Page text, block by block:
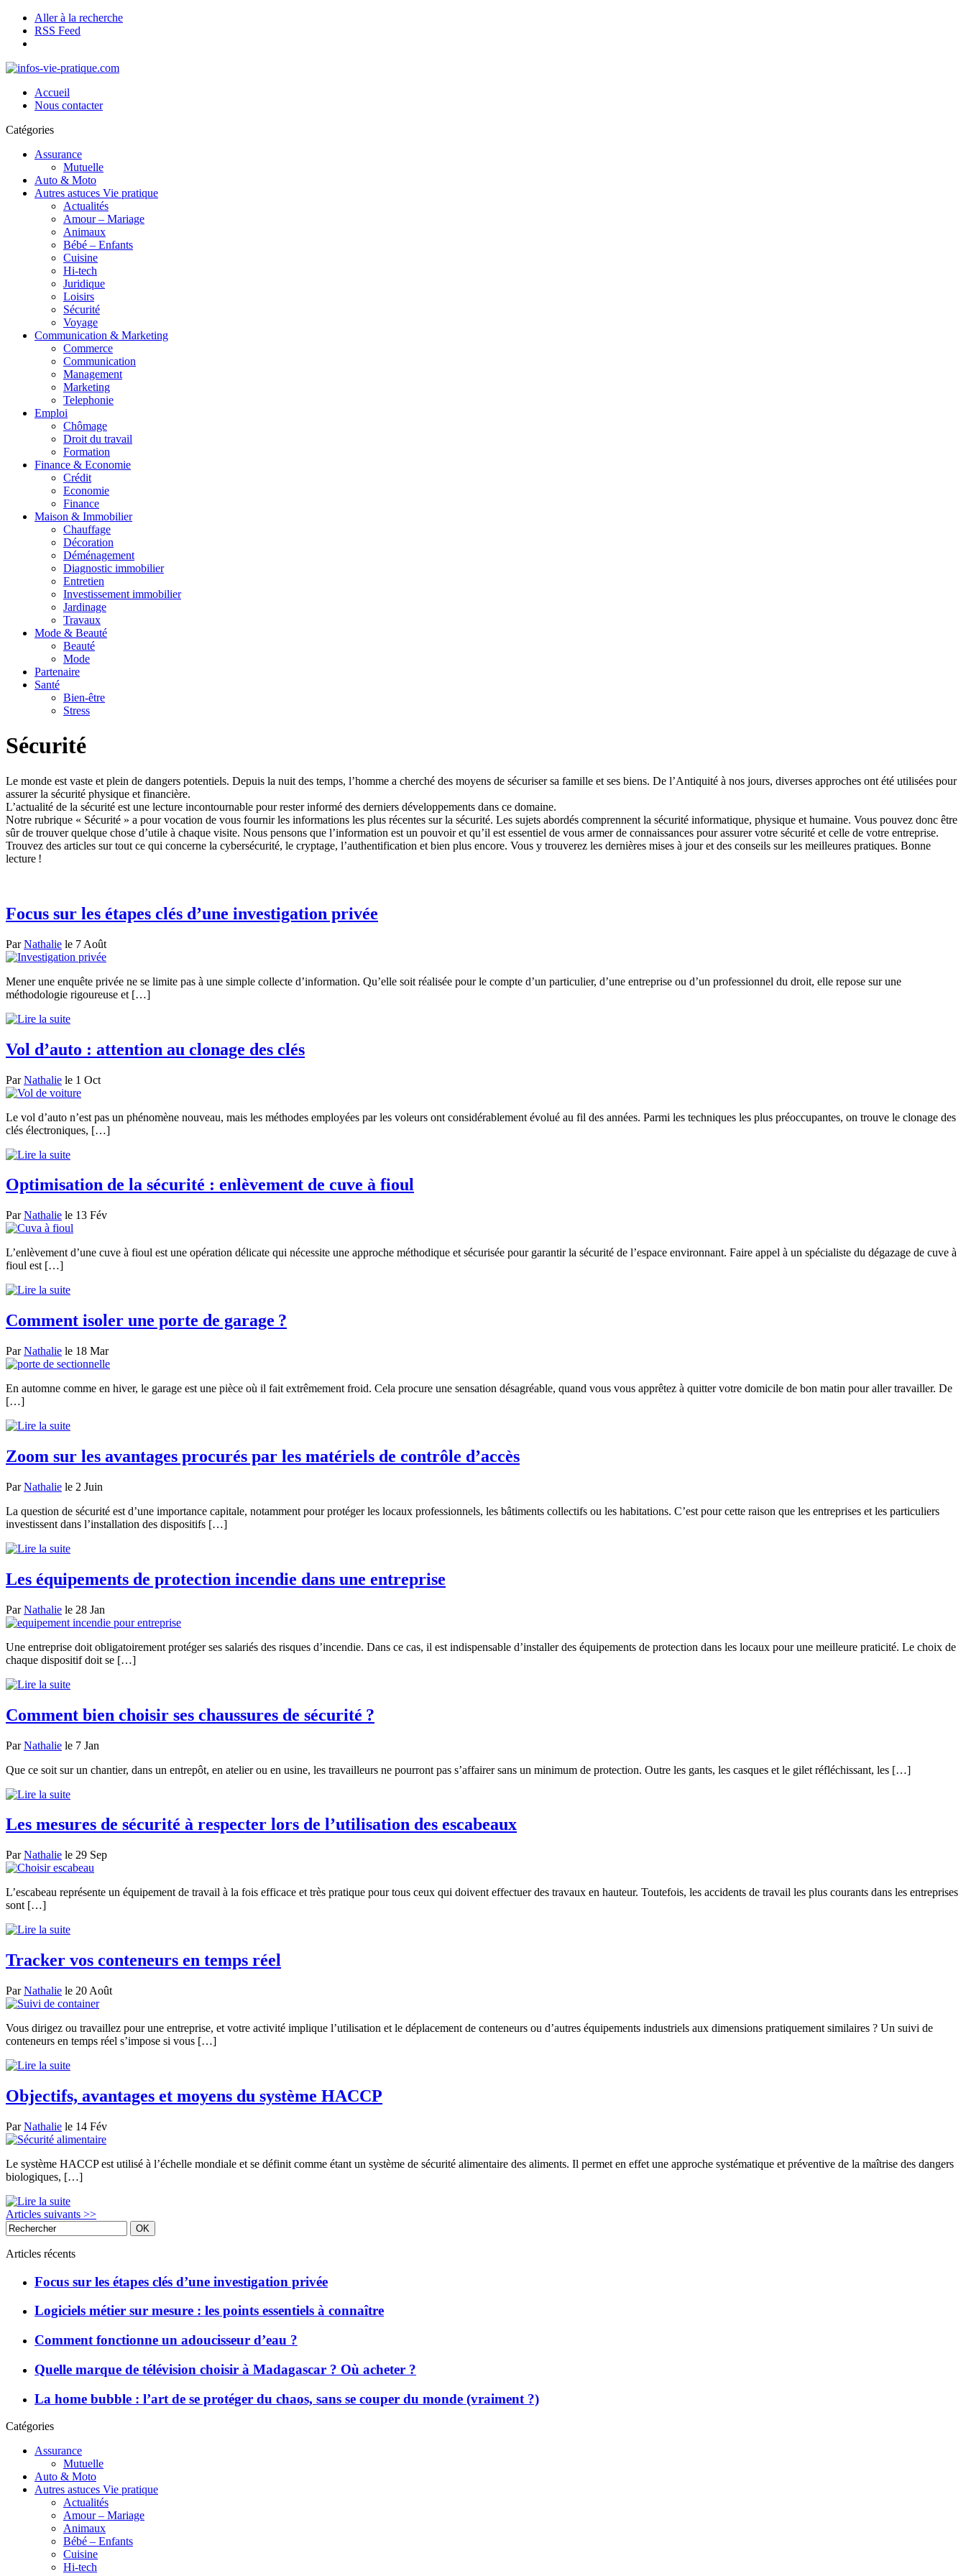
Aller à la recherche
RSS Feed
Accueil
Nous contacter
Catégories
Assurance
Mutuelle
Auto & Moto
Autres astuces Vie pratique
Actualités
Amour – Mariage
Animaux
Bébé – Enfants
Cuisine
Hi-tech
Juridique
Loisirs
Sécurité
Voyage
Communication & Marketing
Commerce
Communication
Management
Marketing
Telephonie
Emploi
Chômage
Droit du travail
Formation
Finance & Economie
Crédit
Economie
Finance
Maison & Immobilier
Chauffage
Décoration
Déménagement
Diagnostic immobilier
Entretien
Investissement immobilier
Jardinage
Travaux
Mode & Beauté
Beauté
Mode
Partenaire
Santé
Bien-être
Stress
Sécurité
Le monde est vaste et plein de dangers potentiels. Depuis la nuit des temps, l’homme a cherché des moyens de sécuriser sa famille et ses biens. De l’Antiquité à nos jours, diverses approches ont été utilisées pour
assurer la sécurité physique et financière.
L’actualité de la sécurité est une lecture incontournable pour rester informé des derniers développements dans ce domaine.
Notre rubrique « Sécurité » a pour vocation de vous fournir les informations les plus récentes sur la sécurité. Les sujets abordés comprennent la sécurité informatique, physique et humaine. Vous pouvez donc être
sûr de trouver quelque chose d’utile à chaque visite. Nous pensons que l’information est un pouvoir et qu’il est essentiel de vous armer de connaissances pour assurer votre sécurité et celle de votre entreprise.
Trouvez des articles sur tout ce qui concerne la cybersécurité, le cryptage, l’authentification et bien plus encore. Vous y trouverez les dernières mises à jour et des conseils sur les meilleures pratiques. Bonne
lecture !
Focus sur les étapes clés d’une investigation privée
ParNathalie le 7 Août
Mener une enquête privée ne se limite pas à une simple collecte d’information. Qu’elle soit réalisée pour le compte d’un particulier, d’une entreprise ou d’un professionnel du droit, elle repose sur une
méthodologie rigoureuse et […]
Vol d’auto : attention au clonage des clés
ParNathalie le 1 Oct
Le vol d’auto n’est pas un phénomène nouveau, mais les méthodes employées par les voleurs ont considérablement évolué au fil des années. Parmi les techniques les plus préoccupantes, on trouve le clonage des
clés électroniques, […]
Optimisation de la sécurité : enlèvement de cuve à fioul
ParNathalie le 13 Fév
L’enlèvement d’une cuve à fioul est une opération délicate qui nécessite une approche méthodique et sécurisée pour garantir la sécurité de l’espace environnant. Faire appel à un spécialiste du dégazage de cuve à
fioul est […]
Comment isoler une porte de garage ?
ParNathalie le 18 Mar
En automne comme en hiver, le garage est une pièce où il fait extrêmement froid. Cela procure une sensation désagréable, quand vous vous apprêtez à quitter votre domicile de bon matin pour aller travailler. De
[…]
Zoom sur les avantages procurés par les matériels de contrôle d’accès
ParNathalie le 2 Juin
La question de sécurité est d’une importance capitale, notamment pour protéger les locaux professionnels, les bâtiments collectifs ou les habitations. C’est pour cette raison que les entreprises et les particuliers
investissent dans l’installation des dispositifs […]
Les équipements de protection incendie dans une entreprise
ParNathalie le 28 Jan
Une entreprise doit obligatoirement protéger ses salariés des risques d’incendie. Dans ce cas, il est indispensable d’installer des équipements de protection dans les locaux pour une meilleure praticité. Le choix de
chaque dispositif doit se […]
Comment bien choisir ses chaussures de sécurité ?
ParNathalie le 7 Jan
Que ce soit sur un chantier, dans un entrepôt, en atelier ou en usine, les travailleurs ne pourront pas s’affairer sans un minimum de protection. Outre les gants, les casques et le gilet réfléchissant, les […]
Les mesures de sécurité à respecter lors de l’utilisation des escabeaux
ParNathalie le 29 Sep
L’escabeau représente un équipement de travail à la fois efficace et très pratique pour tous ceux qui doivent effectuer des travaux en hauteur. Toutefois, les accidents de travail les plus courants dans les entreprises
sont […]
Tracker vos conteneurs en temps réel
ParNathalie le 20 Août
Vous dirigez ou travaillez pour une entreprise, et votre activité implique l’utilisation et le déplacement de conteneurs ou d’autres équipements industriels aux dimensions pratiquement similaires ? Un suivi de
conteneurs en temps réel s’impose si vous […]
Objectifs, avantages et moyens du système HACCP
ParNathalie le 14 Fév
Le système HACCP est utilisé à l’échelle mondiale et se définit comme étant un système de sécurité alimentaire des aliments. Il permet en effet une approche systématique et préventive de la maîtrise des dangers
biologiques, […]
Articles suivants >>
Articles récents
Focus sur les étapes clés d’une investigation privée
Logiciels métier sur mesure : les points essentiels à connaître
Comment fonctionne un adoucisseur d’eau ?
Quelle marque de télévision choisir à Madagascar ? Où acheter ?
La home bubble : l’art de se protéger du chaos, sans se couper du monde (vraiment ?)
Catégories
Assurance
Mutuelle
Auto & Moto
Autres astuces Vie pratique
Actualités
Amour – Mariage
Animaux
Bébé – Enfants
Cuisine
Hi-tech